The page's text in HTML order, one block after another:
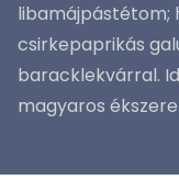
libamájpástétom;
csirkepaprikás
baracklekvárral.
magyaros